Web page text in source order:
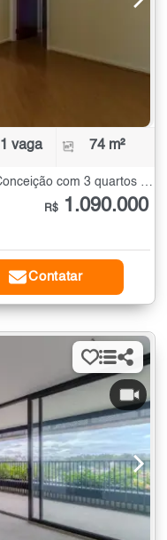
1 vaga 74 m²
Apartamento à Venda na Vila Nova Conceição com 3 quartos - 74 m²
R$ 1.090.000
Contatar